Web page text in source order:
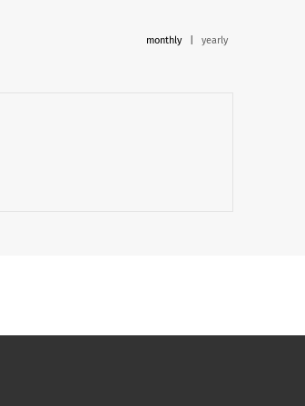
monthly yearly